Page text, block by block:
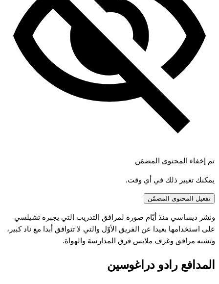
تم إخفاء المحتوى المضمّن
يمكنك تغيير ذلك في أي وقت.
تفعيل المحتوى المضمّن
ونشر ديساسي منذ أيّام صورة لمرافق التدريب التي يجبره تشيلسي
على استخدامها بعيدا عن الفريق الأوّل والتي لا تتوافق أبدا مع ناد كبير،
وتشبه مرافق وغرف ملابس فرق المدارسة والهواة.
المدافع رادو دراغوسين